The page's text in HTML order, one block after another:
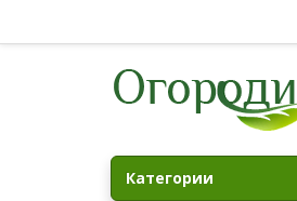
Категории